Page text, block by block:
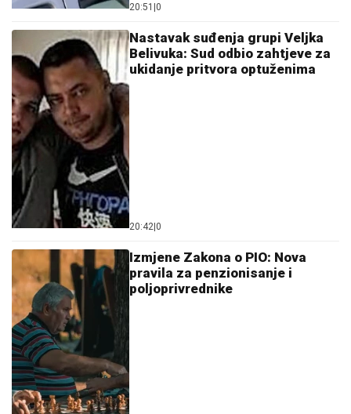
20:51 0
Nastavak suđenja grupi Veljka
Belivuka: Sud odbio zahtjeve za
ukidanje pritvora optuženima
20:42 0
Izmjene Zakona o PIO: Nova
pravila za penzionisanje i
poljoprivrednike